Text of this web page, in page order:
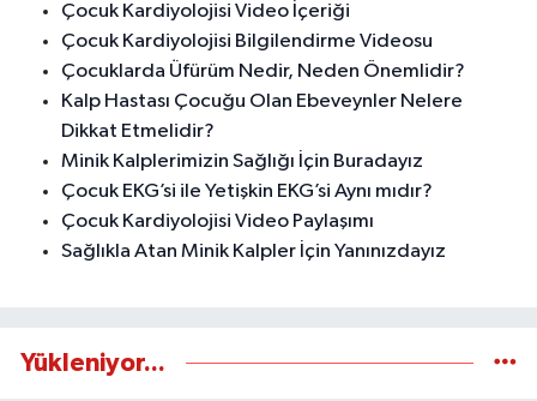
Çocuk Kardiyolojisi Video İçeriği
Çocuk Kardiyolojisi Bilgilendirme Videosu
Çocuklarda Üfürüm Nedir, Neden Önemlidir?
Kalp Hastası Çocuğu Olan Ebeveynler Nelere
Dikkat Etmelidir?
Minik Kalplerimizin Sağlığı İçin Buradayız
Çocuk EKG’si ile Yetişkin EKG’si Aynı mıdır?
Çocuk Kardiyolojisi Video Paylaşımı
Sağlıkla Atan Minik Kalpler İçin Yanınızdayız
Yükleniyor...